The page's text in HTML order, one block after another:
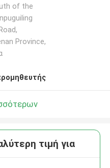
of the
Province,
τιμή για